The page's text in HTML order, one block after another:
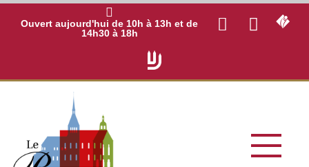
Ouvert aujourd'hui de 10h à 13h et de
14h30 à 18h